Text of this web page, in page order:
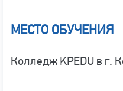
МЕСТО ОБУЧЕНИЯ
Колледж KPEDU в г.